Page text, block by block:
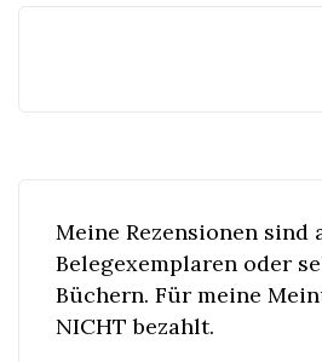
Meine Rezensionen sind
Belegexemplaren oder
Büchern. Für meine
NICHT bezahlt.